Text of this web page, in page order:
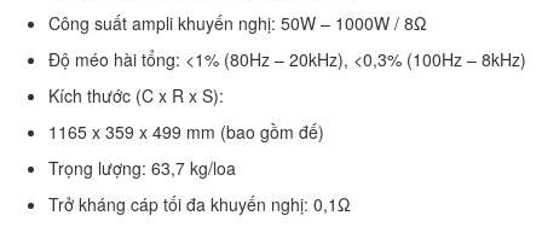
Công suất ampli khuyến nghị: 50W – 1000W / 8Ω
Độ méo hài tổng: <1% (80Hz – 20kHz), <0,3% (100Hz – 8kHz)
Kích thước (C x R x S):
1165 x 359 x 499 mm (bao gồm đế)
Trọng lượng: 63,7 kg/loa
Trở kháng cáp tối đa khuyến nghị: 0,1Ω